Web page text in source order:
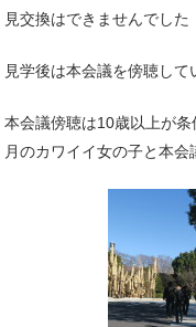
見交換はできませんでした
見学後は本会議を傍聴して
本会議傍聴は10歳以上が
月のカワイイ女の子と本会